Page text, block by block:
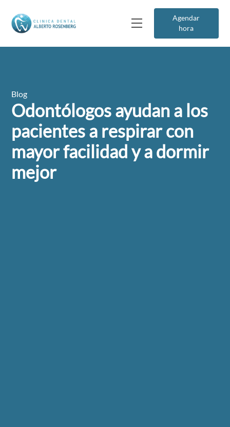
Agendar
hora
Blog
Odontólogos ayudan a los
pacientes a respirar con
mayor facilidad y a dormir
mejor